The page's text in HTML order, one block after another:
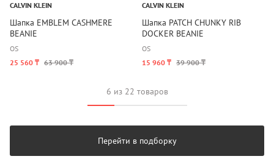
CALVIN KLEIN
Шапка EMBLEM CASHMERE
BEANIE
OS
25 560 ₸ 63 900 ₸
CALVIN KLEIN
Шапка PATCH CHUNKY RIB
DOCKER BEANIE
OS
15 960 ₸ 39 900 ₸
6 из 22 товаров
Перейти в подборку